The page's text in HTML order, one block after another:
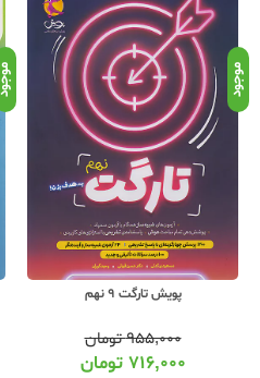
موجود
پویش تارگت 9 نهم
۹۵۵,۰۰۰تومان
۷۱۶,۰۰۰ تومان
موجود